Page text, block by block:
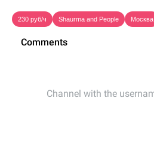
230 руб/ч Shaurma and People Москва